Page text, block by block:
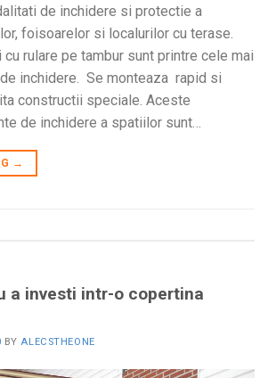
de inchidere si protectie a
foisoarelor si localurilor cu terase.
rulare pe tambur sunt printre cele mai
inchidere. Se monteaza rapid si
constructii speciale. Aceste
de inchidere a spatiilor sunt…
→
a investi intr-o copertina
BYALECSTHEONE